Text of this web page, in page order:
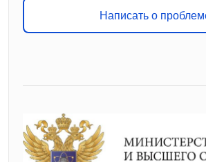
Написать о